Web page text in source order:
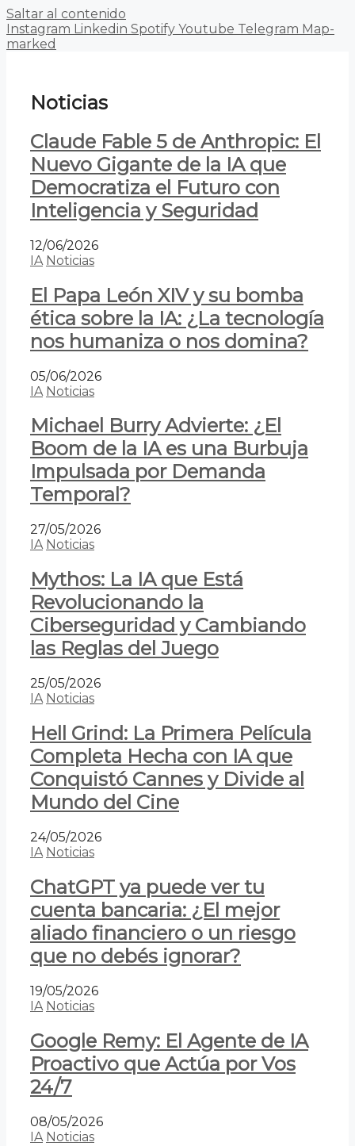
Saltar al contenido
Instagram Linkedin Spotify Youtube Telegram Map-
marked
Noticias
Claude Fable 5 de Anthropic: El
Nuevo Gigante de la IA que
Democratiza el Futuro con
Inteligencia y Seguridad
12/06/2026
IA Noticias
El Papa León XIV y su bomba
ética sobre la IA: ¿La tecnología
nos humaniza o nos domina?
05/06/2026
IA Noticias
Michael Burry Advierte: ¿El
Boom de la IA es una Burbuja
Impulsada por Demanda
Temporal?
27/05/2026
IA Noticias
Mythos: La IA que Está
Revolucionando la
Ciberseguridad y Cambiando
las Reglas del Juego
25/05/2026
IA Noticias
Hell Grind: La Primera Película
Completa Hecha con IA que
Conquistó Cannes y Divide al
Mundo del Cine
24/05/2026
IA Noticias
ChatGPT ya puede ver tu
cuenta bancaria: ¿El mejor
aliado financiero o un riesgo
que no debés ignorar?
19/05/2026
IA Noticias
Google Remy: El Agente de IA
Proactivo que Actúa por Vos
24/7
08/05/2026
IA Noticias